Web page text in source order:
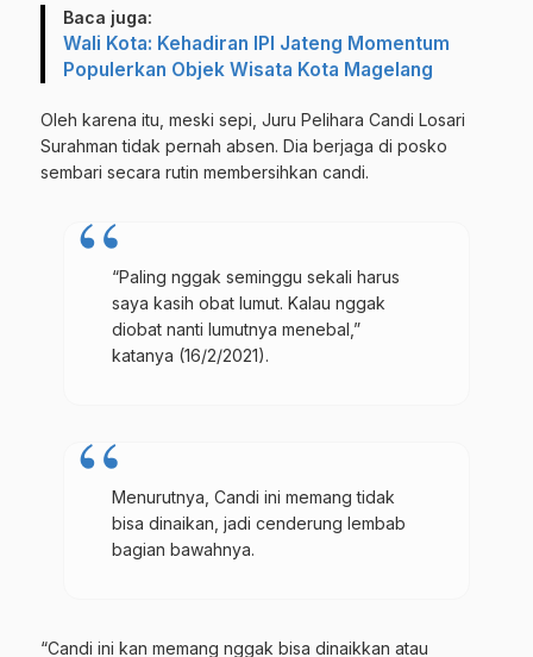
Baca juga:
Wali Kota: Kehadiran IPI Jateng Momentum
Populerkan Objek Wisata Kota Magelang
Oleh karena itu, meski sepi, Juru Pelihara Candi Losari
Surahman tidak pernah absen. Dia berjaga di posko
sembari secara rutin membersihkan candi.
“Paling nggak seminggu sekali harus
saya kasih obat lumut. Kalau nggak
diobat nanti lumutnya menebal,”
katanya (16/2/2021).
Menurutnya, Candi ini memang tidak
bisa dinaikan, jadi cenderung lembab
bagian bawahnya.
“Candi ini kan memang nggak bisa dinaikkan atau